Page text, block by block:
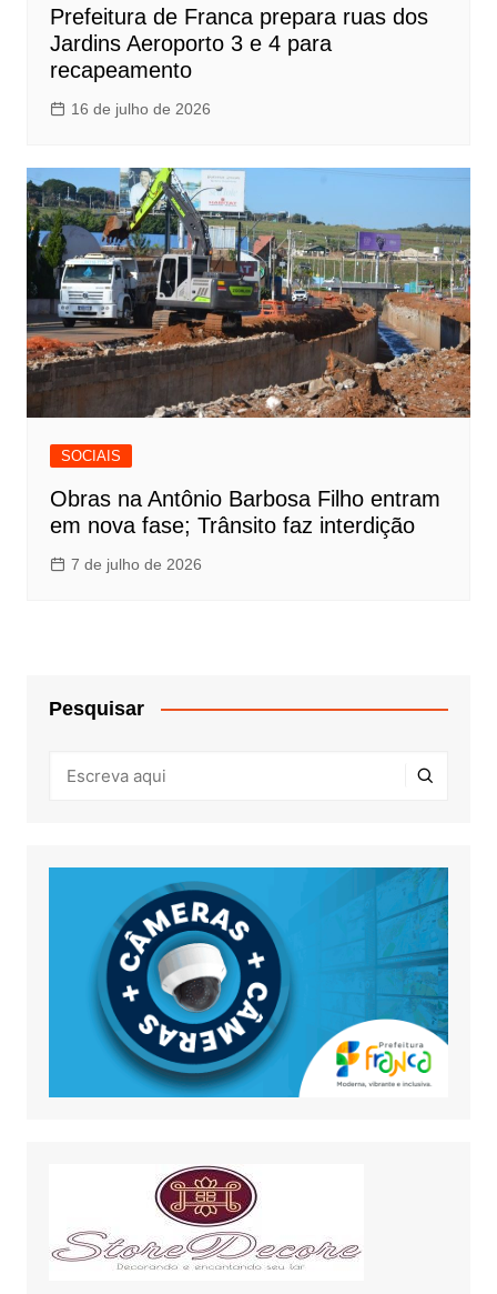
Prefeitura de Franca prepara ruas dos
Jardins Aeroporto 3 e 4 para
recapeamento
16 de julho de 2026
SOCIAIS
Obras na Antônio Barbosa Filho entram
em nova fase; Trânsito faz interdição
7 de julho de 2026
Pesquisar